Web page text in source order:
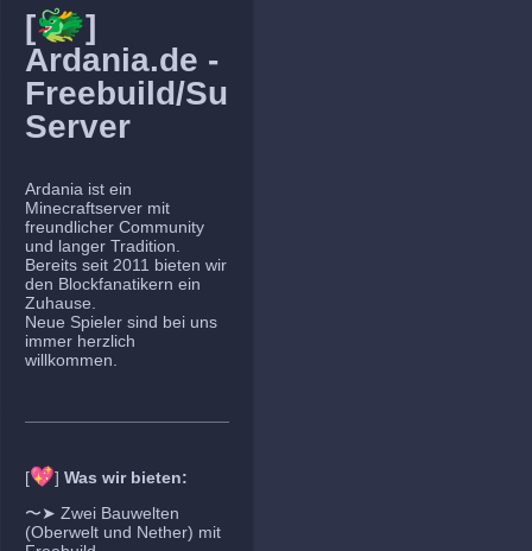
[🐲]
Ardania.de -
Freebuild/Survival
Server
Ardania ist ein
Minecraftserver mit
freundlicher Community
und langer Tradition.
Bereits seit 2011 bieten wir
den Blockfanatikern ein
Zuhause.
Neue Spieler sind bei uns
immer herzlich
willkommen.
[💖] Was wir bieten:
〜➤ Zwei Bauwelten
(Oberwelt und Nether) mit